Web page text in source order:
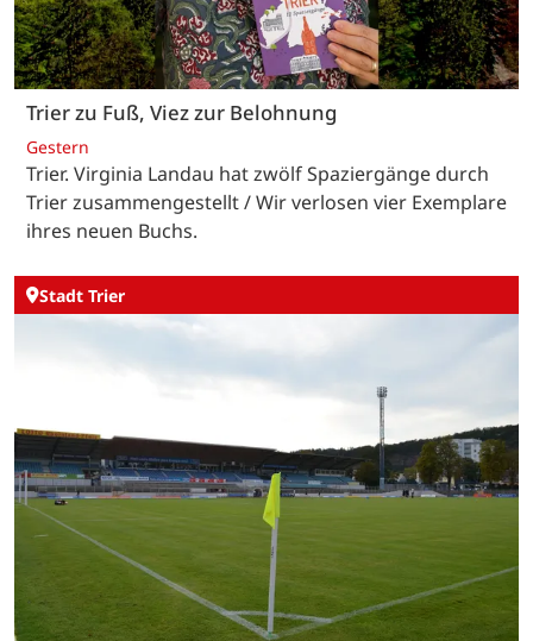
Trier zu Fuß, Viez zur Belohnung
Gestern
Trier. Virginia Landau hat zwölf Spaziergänge durch
Trier zusammengestellt / Wir verlosen vier Exemplare
ihres neuen Buchs.
Stadt Trier